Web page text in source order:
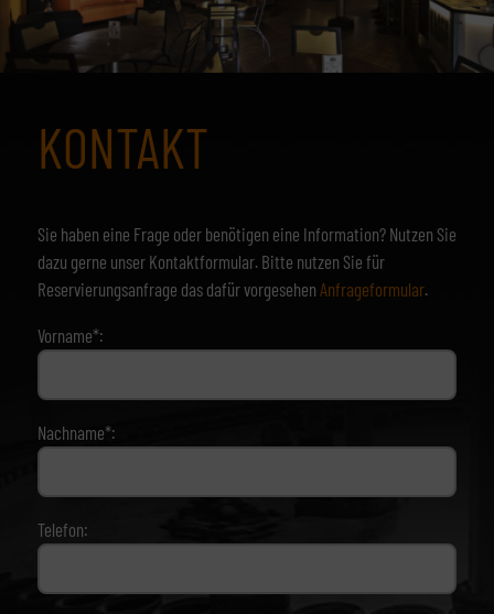
KONTAKT
Sie haben eine Frage oder benötigen eine Information? Nutzen Sie
dazu gerne unser Kontaktformular. Bitte nutzen Sie für
Reservierungsanfrage das dafür vorgesehen Anfrageformular.
Vorname*:
Nachname*:
Telefon: